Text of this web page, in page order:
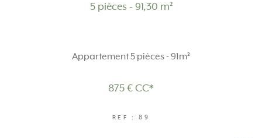
5 pièces - 91,30 m²
Appartement 5 pièces - 91m²
875 € CC*
REF : 89